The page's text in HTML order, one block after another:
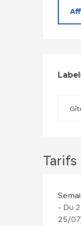
Tarifs
- Du
25/